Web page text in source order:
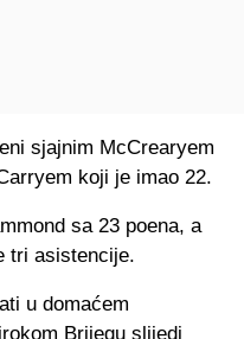
sjajnim McCrearyem
koji je imao 22.
sa 23 poena, a
tri asistencije.
u domaćem
Brijegu slijedi